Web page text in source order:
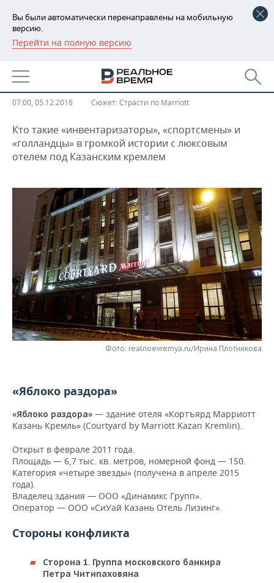
Вы были автоматически перенаправлены на мобильную
версию.
Перейти на полную версию
РЕГИОНЫ
БАШКОРТОСТАН
ТАТАРСТАН
УДМУРТИЯ
НОВОСТИ
АНАЛИТИКА
НОВОСТИ АНАЛИТИКИ
ДЕКЛАРАЦИИ О ДОХОДАХ
ВУЗЫ ТАТАРСТАНА
КОМУ ПРИНАДЛЕЖАТ
ТОРГОВЫЕ ЦЕНТРЫ
ТАТАРСТАНА
ЭКОНОМИКА
НОВОСТИ ЭКОНОМИКИ
БАНКИ
БЮДЖЕТ
ИНВЕСТИЦИИ
ПРОМЫШЛЕННОСТЬ
ПРОМЫШЛЕННОСТИ
АГРОПРОМ
МАШИНОСТРОЕНИЕ
НЕФТЕХИМИЯ
НЕФТЬ
ОПК
НЕДВИЖИМОСТЬ
НОВОСТИ НЕДВИЖИМОСТИ
АВТО
НОВОСТИ АВТО
БИЗНЕС
НОВОСТИ БИЗНЕСА
РОЗНИЧНАЯ ТОРГОВЛЯ
ТРАНСПОРТ
ТЕХНОЛОГИИ
НОВОСТИ ТЕХНОЛОГИЙ
IT
МЕРОПРИЯТИЯ
НОВОСТИ МЕРОПРИЯТИЙ
ВЫЕЗДНАЯ РЕДАКЦИЯ
ONLINE-КОНФЕРЕНЦИИ
СПОРТ
ХОККЕЙ
ВОЛЕЙБОЛ
КИБЕРСПОРТ
ХОККЕЙ С МЯЧОМ
ВЛАСТЬ
ИСТОРИЯ
КУЛЬТУРА
ПРОИСШЕСТВИЯ
СЮЖЕТЫ
СПИСОК ПЕРСОН
СПИСОК КОМПАНИЙ
ПОЛНАЯ ВЕРСИЯ
казанского «Марриотта»
07:00, 05.12.2016 Сюжет: Страсти по Marriott
Кто такие «инвентаризаторы», «спортсмены» и
«голландцы» в громкой истории с люксовым
отелем под Казанским кремлем
Фото: realnoevremya.ru/Ирина Плотникова
«Яблоко раздора»
«Яблоко раздора» — здание отеля «Кортъярд Марриотт
Казань Кремль» (Courtyard by Marriott Kazan Kremlin).
Открыт в феврале 2011 года.
Площадь — 6,7 тыс. кв. метров, номерной фонд — 150.
Категория «четыре звезды» (получена в апреле 2015
года).
Владелец здания — ООО «Динамикс Групп».
Оператор — ООО «СиУай Казань Отель Лизинг».
Стороны конфликта
Сторона 1. Группа московского банкира
Петра Читипаховяна